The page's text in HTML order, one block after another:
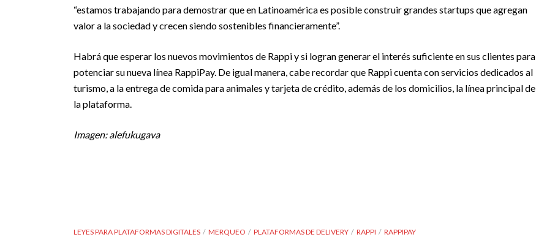
“estamos trabajando para demostrar que en Latinoamérica es posible construir grandes startups que agregan
valor a la sociedad y crecen siendo sostenibles financieramente”.
Habrá que esperar los nuevos movimientos de Rappi y si logran generar el interés suficiente en sus clientes para
potenciar su nueva línea RappiPay. De igual manera, cabe recordar que Rappi cuenta con servicios dedicados al
turismo, a la entrega de comida para animales y tarjeta de crédito, además de los domicilios, la línea principal de
la plataforma.
Imagen: alefukugava
LEYES PARA PLATAFORMAS DIGITALES MERQUEO PLATAFORMAS DE DELIVERY RAPPI RAPPIPAY